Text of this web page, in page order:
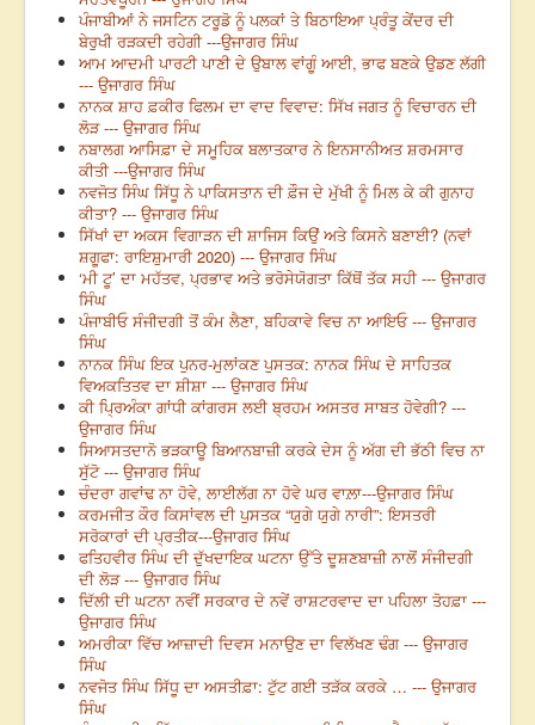
ਪੰਜਾਬੀਆਂ ਨੇ ਜਸਟਿਨ ਟਰੂਡੋ ਨੂੰ ਪਲਕਾਂ ਤੇ ਬਿਠਾਇਆ ਪ੍ਰੰਤੂ ਕੇਂਦਰ ਦੀ
ਬੇਰੁਖੀ ਰੜਕਦੀ ਰਹੇਗੀ ---ਉਜਾਗਰ ਸਿੰਘ
ਆਮ ਆਦਮੀ ਪਾਰਟੀ ਪਾਣੀ ਦੇ ਉਬਾਲ ਵਾਂਗੂੰ ਆਈ, ਭਾਫ ਬਣਕੇ ਉਡਣ ਲੱਗੀ
--- ਉਜਾਗਰ ਸਿੰਘ
ਨਾਨਕ ਸ਼ਾਹ ਫ਼ਕੀਰ ਫਿਲਮ ਦਾ ਵਾਦ ਵਿਵਾਦ: ਸਿੱਖ ਜਗਤ ਨੂੰ ਵਿਚਾਰਨ ਦੀ
ਲੋੜ --- ਉਜਾਗਰ ਸਿੰਘ
ਨਬਾਲਗ ਆਸਿਫ਼ਾ ਦੇ ਸਮੂਹਿਕ ਬਲਾਤਕਾਰ ਨੇ ਇਨਸਾਨੀਅਤ ਸ਼ਰਮਸਾਰ
ਕੀਤੀ ---ਉਜਾਗਰ ਸਿੰਘ
ਨਵਜੋਤ ਸਿੰਘ ਸਿੱਧੂ ਨੇ ਪਾਕਿਸਤਾਨ ਦੀ ਫ਼ੌਜ ਦੇ ਮੁੱਖੀ ਨੂੰ ਮਿਲ ਕੇ ਕੀ ਗੁਨਾਹ
ਕੀਤਾ? --- ਉਜਾਗਰ ਸਿੰਘ
ਸਿੱਖਾਂ ਦਾ ਅਕਸ ਵਿਗਾੜਨ ਦੀ ਸ਼ਾਜਿਸ ਕਿਉਂ ਅਤੇ ਕਿਸਨੇ ਬਣਾਈ? (ਨਵਾਂ
ਸ਼ਗੂਫਾ: ਰਾਇਸ਼ੁਮਾਰੀ 2020) --- ਉਜਾਗਰ ਸਿੰਘ
‘ਮੀ ਟੂ’ ਦਾ ਮਹੱਤਵ, ਪ੍ਰਭਾਵ ਅਤੇ ਭਰੋਸੇਯੋਗਤਾ ਕਿੱਥੋਂ ਤੱਕ ਸਹੀ --- ਉਜਾਗਰ
ਸਿੰਘ
ਪੰਜਾਬੀਓ ਸੰਜੀਦਗੀ ਤੋਂ ਕੰਮ ਲੈਣਾ, ਬਹਿਕਾਵੇ ਵਿਚ ਨਾ ਆਇਓ --- ਉਜਾਗਰ
ਸਿੰਘ
ਨਾਨਕ ਸਿੰਘ ਇਕ ਪੁਨਰ-ਮੁਲਾਂਕਣ ਪੁਸਤਕ: ਨਾਨਕ ਸਿੰਘ ਦੇ ਸਾਹਿਤਕ
ਵਿਅਕਤਿਤਵ ਦਾ ਸ਼ੀਸ਼ਾ --- ਉਜਾਗਰ ਸਿੰਘ
ਕੀ ਪ੍ਰਿਅੰਕਾ ਗਾਂਧੀ ਕਾਂਗਰਸ ਲਈ ਬ੍ਰਹਮ ਅਸਤਰ ਸਾਬਤ ਹੋਵੇਗੀ? ---
ਉਜਾਗਰ ਸਿੰਘ
ਸਿਆਸਤਦਾਨੋ ਭੜਕਾਊ ਬਿਆਨਬਾਜ਼ੀ ਕਰਕੇ ਦੇਸ ਨੂੰ ਅੱਗ ਦੀ ਭੱਠੀ ਵਿਚ ਨਾ
ਸੁੱਟੋ --- ਉਜਾਗਰ ਸਿੰਘ
ਚੰਦਰਾ ਗਵਾਂਢ ਨਾ ਹੋਵੇ, ਲਾਈਲੱਗ ਨਾ ਹੋਵੇ ਘਰ ਵਾਲ਼ਾ---ਉਜਾਗਰ ਸਿੰਘ
ਕਰਮਜੀਤ ਕੌਰ ਕਿਸਾਂਵਲ ਦੀ ਪੁਸਤਕ “ਯੁਗੇ ਯੁਗੇ ਨਾਰੀ”: ਇਸਤਰੀ
ਸਰੋਕਾਰਾਂ ਦੀ ਪ੍ਰਤੀਕ---ਉਜਾਗਰ ਸਿੰਘ
ਫਤਿਹਵੀਰ ਸਿੰਘ ਦੀ ਦੁੱਖਦਾਇਕ ਘਟਨਾ ਉੱਤੇ ਦੂਸ਼ਣਬਾਜ਼ੀ ਨਾਲੋਂ ਸੰਜੀਦਗੀ
ਦੀ ਲੋੜ --- ਉਜਾਗਰ ਸਿੰਘ
ਦਿੱਲੀ ਦੀ ਘਟਨਾ ਨਵੀਂ ਸਰਕਾਰ ਦੇ ਨਵੇਂ ਰਾਸ਼ਟਰਵਾਦ ਦਾ ਪਹਿਲਾ ਤੋਹਫ਼ਾ ---
ਉਜਾਗਰ ਸਿੰਘ
ਅਮਰੀਕਾ ਵਿੱਚ ਆਜ਼ਾਦੀ ਦਿਵਸ ਮਨਾਉਣ ਦਾ ਵਿਲੱਖਣ ਢੰਗ --- ਉਜਾਗਰ
ਸਿੰਘ
ਨਵਜੋਤ ਸਿੰਘ ਸਿੱਧੂ ਦਾ ਅਸਤੀਫ਼ਾ: ਟੁੱਟ ਗਈ ਤੜੱਕ ਕਰਕੇ … --- ਉਜਾਗਰ
ਸਿੰਘ